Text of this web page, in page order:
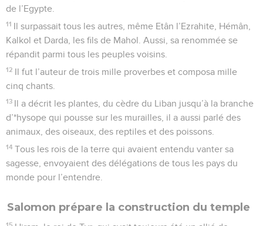
de l’Egypte.
11 Il surpassait tous les autres, même Etân l’Ezrahite, Hémân,
Kalkol et Darda, les fils de Mahol. Aussi, sa renommée se
répandit parmi tous les peuples voisins.
12 Il fut l’auteur de trois mille proverbes et composa mille
cinq chants.
13 Il a décrit les plantes, du cèdre du Liban jusqu’à la branche
d’*hysope qui pousse sur les murailles, il a aussi parlé des
animaux, des oiseaux, des reptiles et des poissons.
14 Tous les rois de la terre qui avaient entendu vanter sa
sagesse, envoyaient des délégations de tous les pays du
monde pour l’entendre.
Salomon prépare la construction du temple
15